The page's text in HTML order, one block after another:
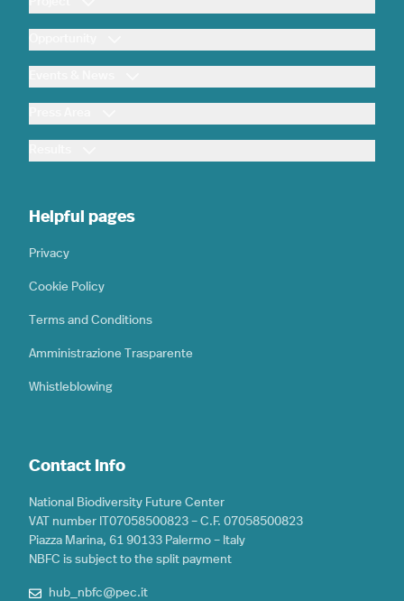
Helpful pages
Privacy
Cookie Policy
Terms and Conditions
Amministrazione Trasparente
Whistleblowing
Contact Info
National Biodiversity Future Center
VAT number IT07058500823 – C.F. 07058500823
Piazza Marina, 61 90133 Palermo – Italy
NBFC is subject to the split payment
hub_nbfc@pec.it